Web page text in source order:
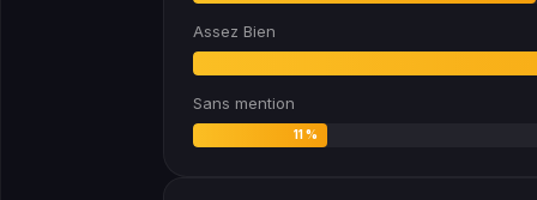
Assez Bien
Sans mention
11 %